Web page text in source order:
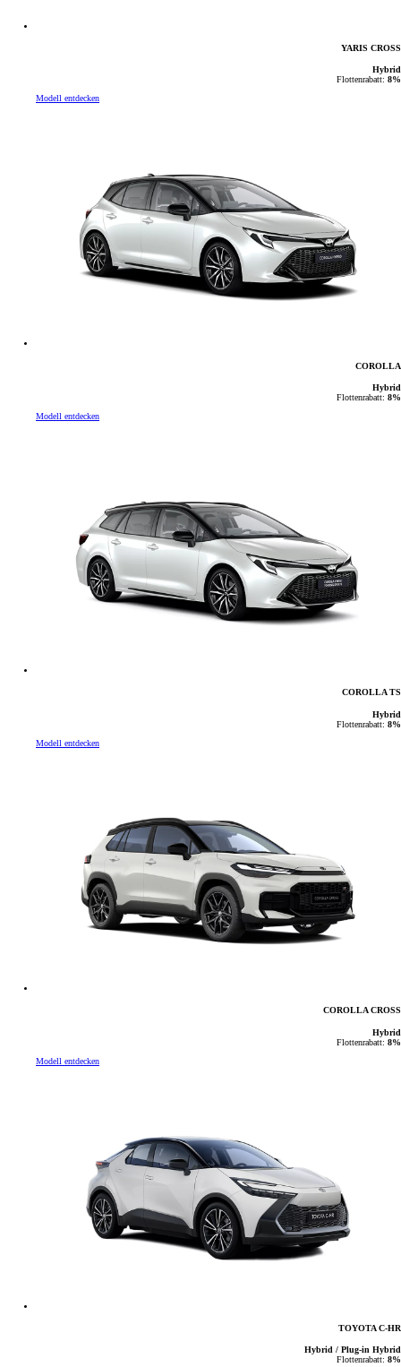
YARIS CROSS
Hybrid
Flottenrabatt: 8%
Modell entdecken
COROLLA
Hybrid
Flottenrabatt: 8%
Modell entdecken
COROLLA TS
Hybrid
Flottenrabatt: 8%
Modell entdecken
COROLLA CROSS
Hybrid
Flottenrabatt: 8%
Modell entdecken
TOYOTA C-HR
Hybrid / Plug-in Hybrid
Flottenrabatt: 8%